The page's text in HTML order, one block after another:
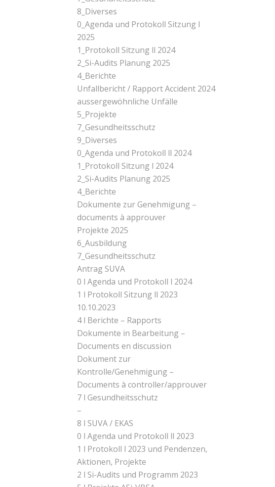
8_Diverses
0_Agenda und Protokoll Sitzung l
2025
1_Protokoll Sitzung ll 2024
2_Si-Audits Planung 2025
4_Berichte
Unfallbericht / Rapport Accident 2024
aussergewöhnliche Unfälle
5_Projekte
7_Gesundheitsschutz
9_Diverses
0_Agenda und Protokoll ll 2024
1_Protokoll Sitzung l 2024
2_Si-Audits Planung 2025
4_Berichte
Dokumente zur Genehmigung –
documents à approuver
Projekte 2025
6_Ausbildung
7_Gesundheitsschutz
Antrag SUVA
0 l Agenda und Protokoll l 2024
1 l Protokoll Sitzung ll 2023
10.10.2023
4 l Berichte – Rapports
Dokumente in Bearbeitung –
Documents en discussion
Dokument zur
Kontrolle/Genehmigung –
Documents à controller/approuver
7 l Gesundheitsschutz
–
8 l SUVA / EKAS
0 l Agenda und Protokoll ll 2023
1 l Protokoll l 2023 und Pendenzen,
Aktionen, Projekte
2 l Si-Audits und Programm 2023